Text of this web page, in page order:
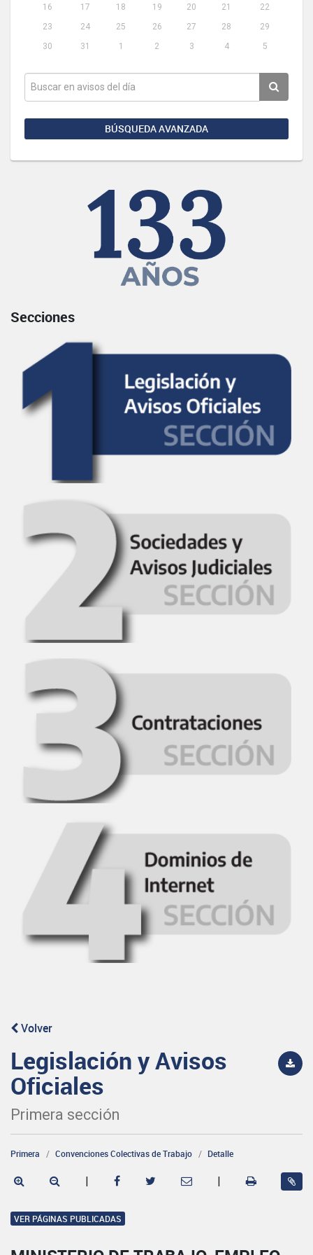
16
17 18 19 20 21
22
23
24 25 26 27 28
29
30
31 1 2 3 4 5
BÚSQUEDA AVANZADA
Secciones
Volver
Legislación y Avisos
Oficiales
Primera sección
Primera Convenciones Colectivas de Trabajo Detalle
| |
VER PÁGINAS PUBLICADAS